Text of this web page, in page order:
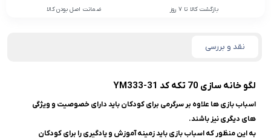
بازگشت کالا تا 7 روز ضمانت اصل بودن کالا
نقد و بررسی
لگو خانه سازی 70 تکه کد YM333-31
اسباب بازی ها علاوه بر سرگرمی برای کودکان باید دارای خصوصیت و ویژگی
های دیگری نیز باشند.
به این منظور که اسباب بازی باید زمینه آموزش و یادگیری را برای کودکان